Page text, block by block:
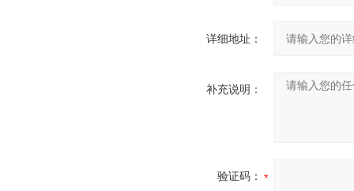
详细地址：
补充说明：
验证码：